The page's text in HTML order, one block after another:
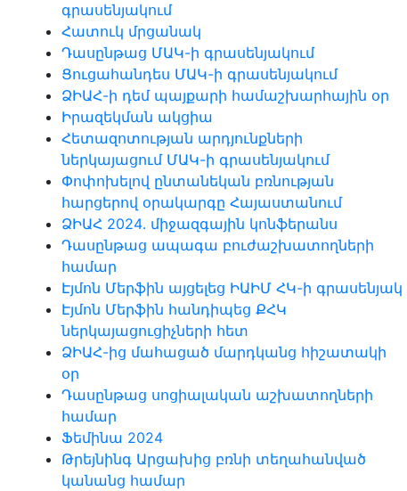
գրասենյակում
Հատուկ մրցանակ
Դասընթաց ՄԱԿ-ի գրասենյակում
Ցուցահանդես ՄԱԿ-ի գրասենյակում
ՁԻԱՀ-ի դեմ պայքարի համաշխարհային օր
Իրազեկման ակցիա
Հետազոտության արդյունքների
ներկայացում ՄԱԿ-ի գրասենյակում
Փոփոխելով ընտանեկան բռնության
հարցերով օրակարգը Հայաստանում
ՁԻԱՀ 2024․ միջազգային կոնֆերանս
Դասընթաց ապագա բուժաշխատողների
համար
Էյմոն Մերֆին այցելեց ԻԱԻՄ ՀԿ-ի գրասենյակ
Էյմոն Մերֆին հանդիպեց ՔՀԿ
ներկայացուցիչների հետ
ՁԻԱՀ-ից մահացած մարդկանց հիշատակի
օր
Դասընթաց սոցիալական աշխատողների
համար
Ֆեմինա 2024
Թրեյնինգ Արցախից բռնի տեղահանված
կանանց համար